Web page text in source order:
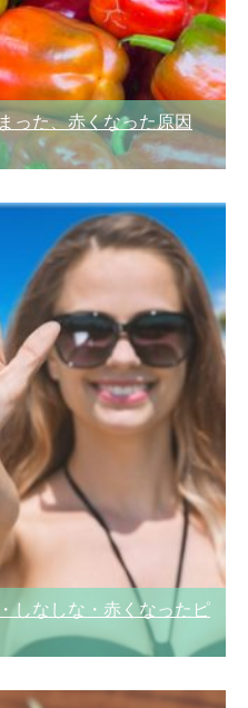
った、赤くなった原因
しなしな・赤くなったピ